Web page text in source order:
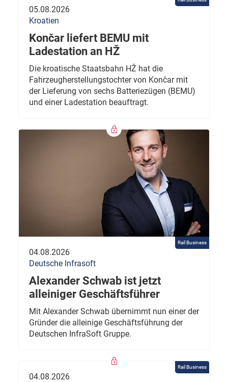
05.08.2026
Kroatien
Končar liefert BEMU mit
Ladestation an HŽ
Die kroatische Staatsbahn HŽ hat die
Fahrzeugherstellungstochter von Končar mit
der Lieferung von sechs Batteriezügen (BEMU)
und einer Ladestation beauftragt.
Rail Business
04.08.2026
Deutsche Infrasoft
Alexander Schwab ist jetzt
alleiniger Geschäftsführer
Mit Alexander Schwab übernimmt nun einer der
Gründer die alleinige Geschäftsführung der
Deutschen InfraSoft Gruppe.
Rail Business
04.08.2026